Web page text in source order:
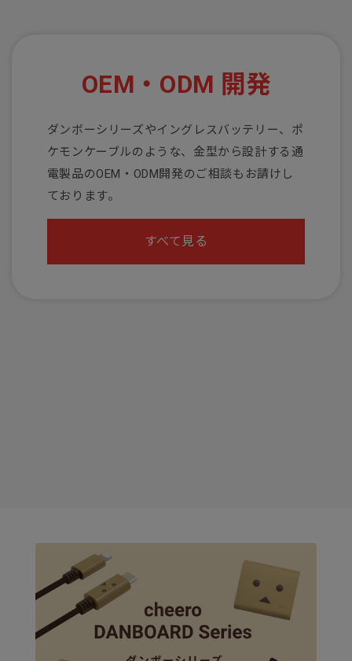
OEM・ODM 開発
ダンボーシリーズやイングレスバッテリー、ポ
ケモンケーブルのような、金型から設計する通
電製品のOEM・ODM開発のご相談もお請けし
ております。
すべて見る